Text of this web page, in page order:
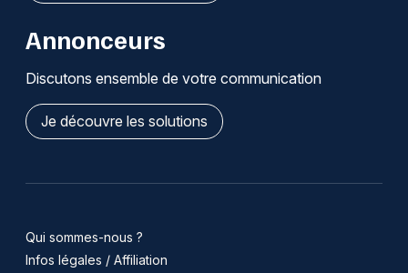
Annonceurs
Discutons ensemble de votre communication
Je découvre les solutions
Qui sommes-nous ?
Infos légales / Affiliation